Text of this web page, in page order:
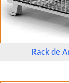
Rack de